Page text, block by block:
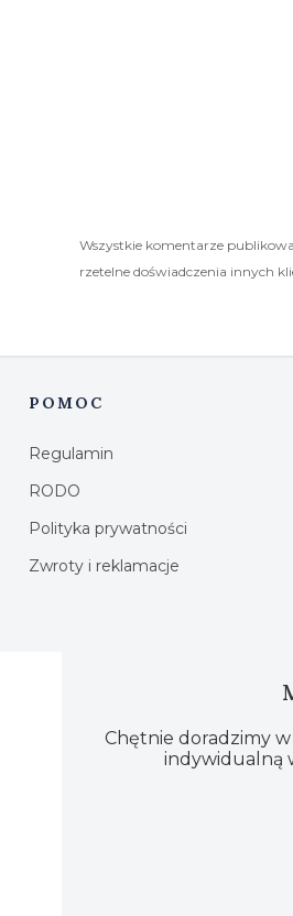
Wszystkie komentarze
rzetelne doświadczenia innych
Linki w stopce
POMOC
Regulamin
RODO
Polityka prywatności
Zwroty i reklamacje
Chętnie doradzimy
indywidualną